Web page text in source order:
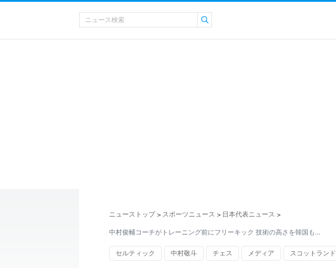
ニューストップ > スポーツニュース > 日本代表ニュース >
中村俊輔コーチがトレーニング前にフリーキック 技術の高さを韓国も…
セルティック 中村敬斗 チェス メディア スコットランド